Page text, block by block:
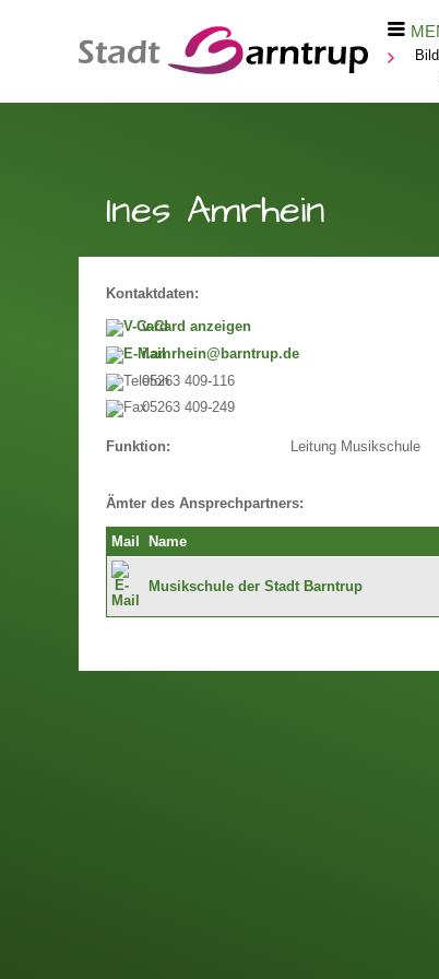
Ines Amrhein
Kontaktdaten:
v-Card anzeigen
i.amrhein@barntrup.de
05263 409-116
05263 409-249
Funktion: Leitung Musikschule
Ämter des Ansprechpartners:
Mail Name
Musikschule der Stadt Barntrup